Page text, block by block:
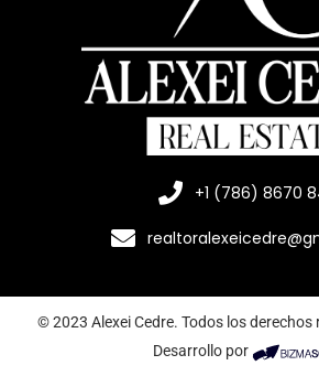
+1 (786) 8670
© 2023 Alexei Cedre. Todos los derechos
Desarrollo por